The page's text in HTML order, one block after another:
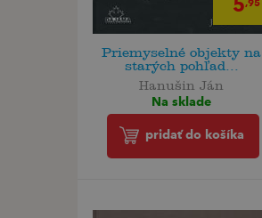
5
Priemyselné objekty na
starých pohľad...
Hanušin Ján
Na sklade
pridať do košíka